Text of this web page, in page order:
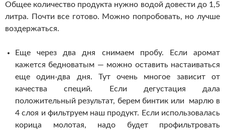
Общее количество продукта нужно водой довести до 1,5
литра. Почти все готово. Можно попробовать, но лучше
воздержаться.
Еще через два дня снимаем пробу. Если аромат
кажется бедноватым — можно оставить настаиваться
еще один-два дня. Тут очень многое зависит от
качества специй. Если дегустация дала
положительный результат, берем бинтик или марлю в
4 слоя и фильтруем наш продукт. Если использовалась
корица молотая, надо будет профильтровать